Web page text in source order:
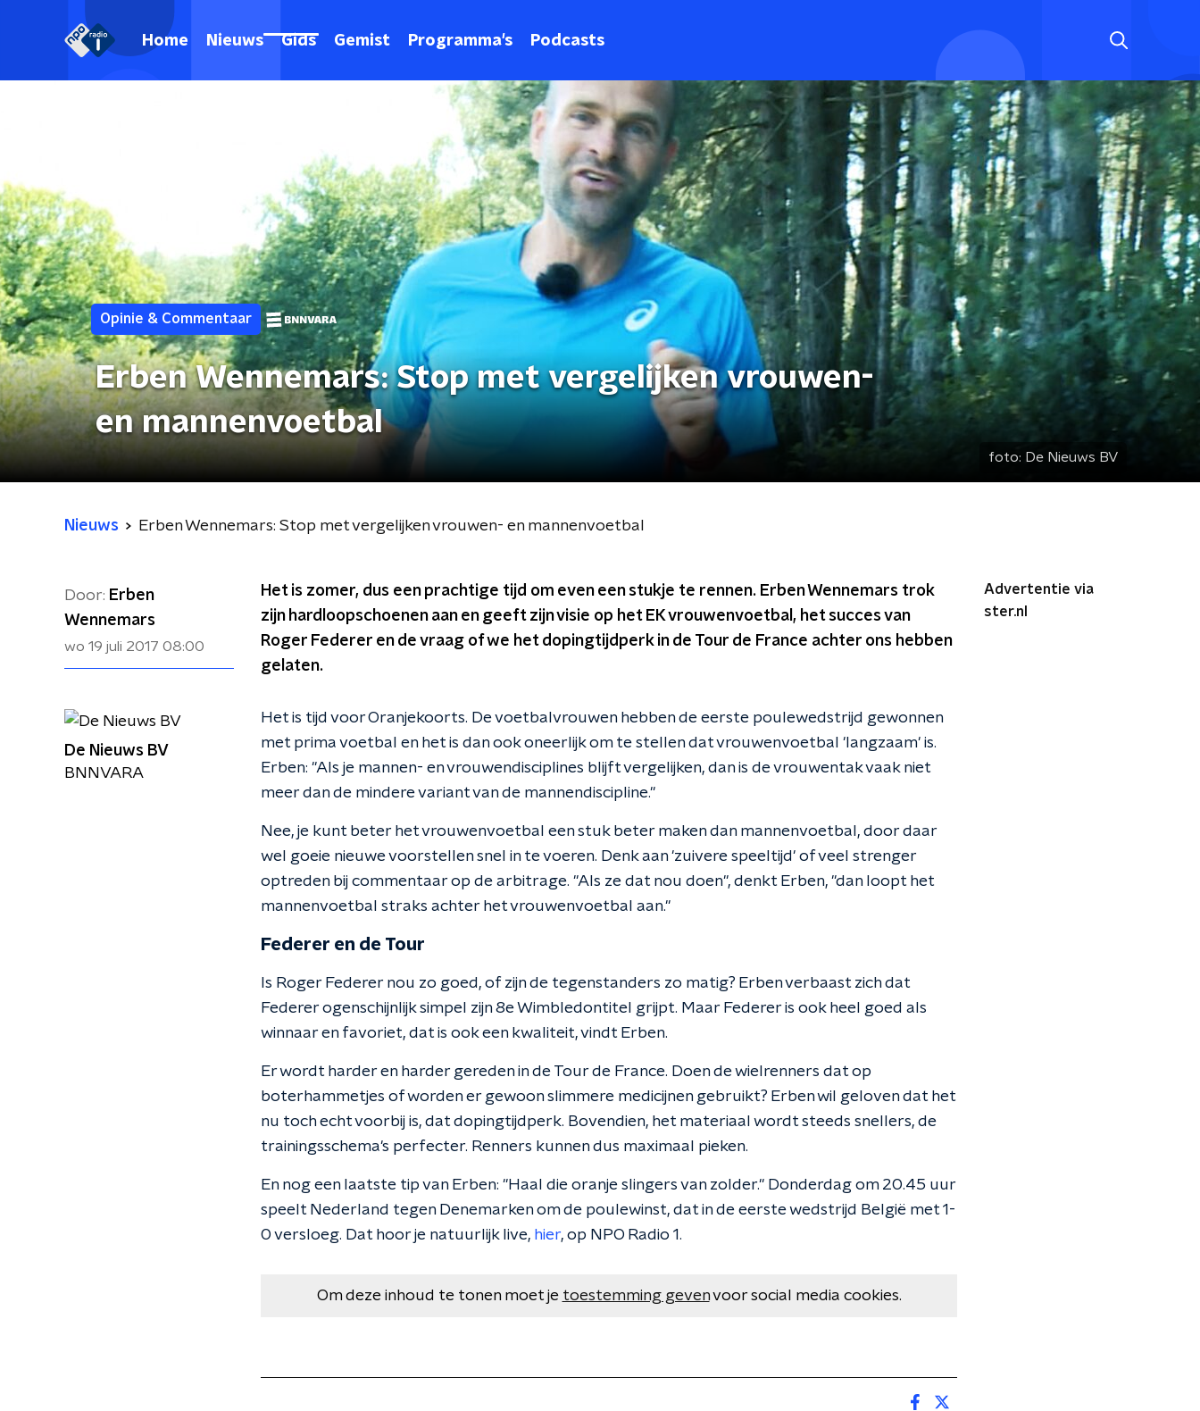
Home Nieuws Gids Gemist Programma's Podcasts
Opinie & Commentaar
Erben Wennemars: Stop met vergelijken vrouwen-
en mannenvoetbal
foto: De Nieuws BV
Nieuws Erben Wennemars: Stop met vergelijken vrouwen- en mannenvoetbal
Door: Erben
Wennemars
wo 19 juli 2017 08:00
Het is zomer, dus een prachtige tijd om even een stukje te rennen. Erben Wennemars trok
zijn hardloopschoenen aan en geeft zijn visie op het EK vrouwenvoetbal, het succes van
Roger Federer en de vraag of we het dopingtijdperk in de Tour de France achter ons hebben
gelaten.
Het is tijd voor Oranjekoorts. De voetbalvrouwen hebben de eerste poulewedstrijd gewonnen
met prima voetbal en het is dan ook oneerlijk om te stellen dat vrouwenvoetbal 'langzaam' is.
Erben: ''Als je mannen- en vrouwendisciplines blijft vergelijken, dan is de vrouwentak vaak niet
meer dan de mindere variant van de mannendiscipline.''
Nee, je kunt beter het vrouwenvoetbal een stuk beter maken dan mannenvoetbal, door daar
wel goeie nieuwe voorstellen snel in te voeren. Denk aan 'zuivere speeltijd' of veel strenger
optreden bij commentaar op de arbitrage. ''Als ze dat nou doen'', denkt Erben, ''dan loopt het
mannenvoetbal straks achter het vrouwenvoetbal aan.''
Federer en de Tour
Is Roger Federer nou zo goed, of zijn de tegenstanders zo matig? Erben verbaast zich dat
Federer ogenschijnlijk simpel zijn 8e Wimbledontitel grijpt. Maar Federer is ook heel goed als
winnaar en favoriet, dat is ook een kwaliteit, vindt Erben.
Er wordt harder en harder gereden in de Tour de France. Doen de wielrenners dat op
boterhammetjes of worden er gewoon slimmere medicijnen gebruikt? Erben wil geloven dat het
nu toch echt voorbij is, dat dopingtijdperk. Bovendien, het materiaal wordt steeds snellers, de
trainingsschema's perfecter. Renners kunnen dus maximaal pieken.
En nog een laatste tip van Erben: ''Haal die oranje slingers van zolder.'' Donderdag om 20.45 uur
speelt Nederland tegen Denemarken om de poulewinst, dat in de eerste wedstrijd België met 1-
0 versloeg. Dat hoor je natuurlijk live, hier, op NPO Radio 1.
Om deze inhoud te tonen moet je toestemming gevenvoor social media cookies.
Advertentie via
ster.nl
De Nieuws BV
BNNVARA